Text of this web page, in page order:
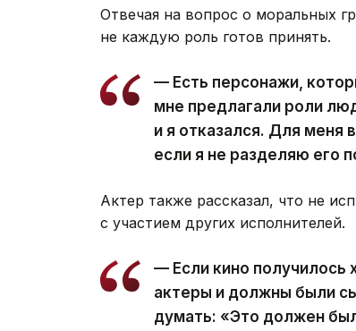
Отвечая на вопрос о моральных
не каждую роль готов принять.
— Есть персонажи,
мне предлагали роли
и я отказался. Для меня
если я не разделяю его
Актер также рассказал, что не
с участием других исполнителей.
— Если кино получилось
актеры и должны были
думать: «Это должен